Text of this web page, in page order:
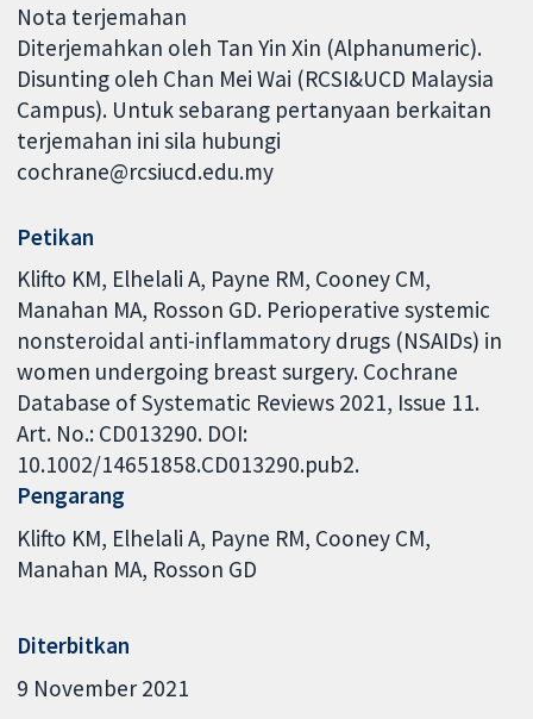
Nota terjemahan
Diterjemahkan oleh Tan Yin Xin (Alphanumeric).
Disunting oleh Chan Mei Wai (RCSI&UCD Malaysia
Campus). Untuk sebarang pertanyaan berkaitan
terjemahan ini sila hubungi
cochrane@rcsiucd.edu.my
Petikan
Klifto KM, Elhelali A, Payne RM, Cooney CM,
Manahan MA, Rosson GD. Perioperative systemic
nonsteroidal anti-inflammatory drugs (NSAIDs) in
women undergoing breast surgery. Cochrane
Database of Systematic Reviews 2021, Issue 11.
Art. No.: CD013290. DOI:
10.1002/14651858.CD013290.pub2.
Pengarang
Klifto KM Elhelali A Payne RM Cooney CM
Manahan MA Rosson GD
Diterbitkan
9 November 2021